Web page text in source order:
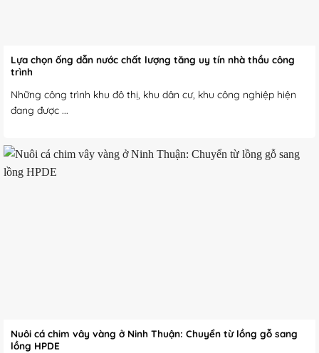
Lựa chọn ống dẫn nước chất lượng tăng uy tín nhà thầu công
trình
Những công trình khu đô thị, khu dân cư, khu công nghiệp hiện
đang được ...
Nuôi cá chim vây vàng ở Ninh Thuận: Chuyển từ lồng gỗ sang
lồng HPDE